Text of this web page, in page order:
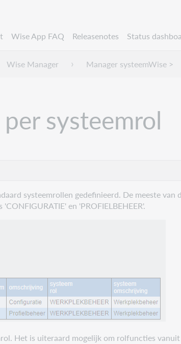
Wise App FAQ Releasenotes Status
Wise Manager Manager systeemWise >
systeemrol
systeemrollen gedefinieerd. De meeste
en 'PROFIELBEHEER'.
Het is uiteraard mogelijk om rolfuncties